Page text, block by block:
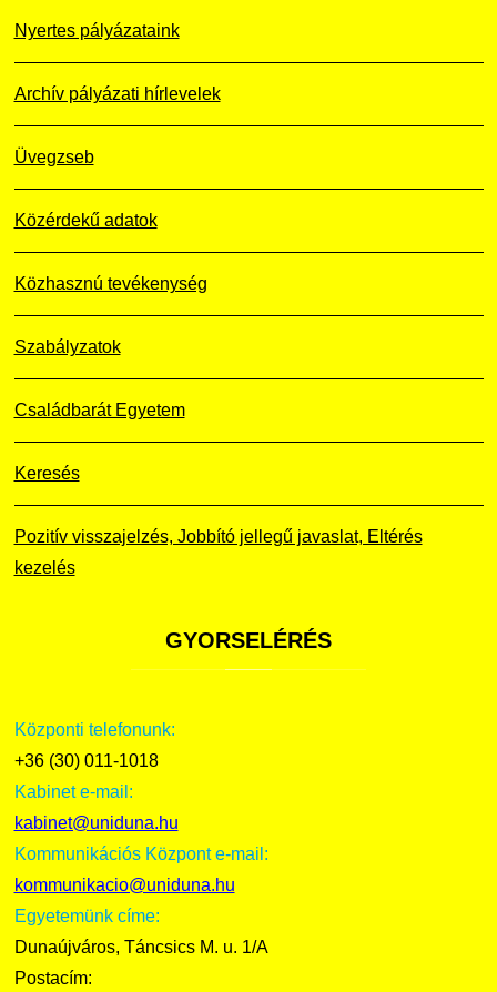
Nyertes pályázataink
Archív pályázati hírlevelek
Üvegzseb
Közérdekű adatok
Közhasznú tevékenység
Szabályzatok
Családbarát Egyetem
Keresés
Pozitív visszajelzés, Jobbító jellegű javaslat, Eltérés
kezelés
GYORSELÉRÉS
Központi telefonunk:
+36 (30) 011-1018
Kabinet e-mail:
kabinet@uniduna.hu
Kommunikációs Központ e-mail:
kommunikacio@uniduna.hu
Egyetemünk címe:
Dunaújváros, Táncsics M. u. 1/A
Postacím: